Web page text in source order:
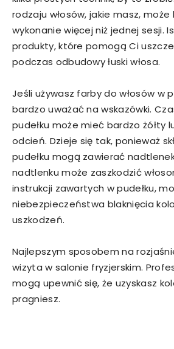
rodzaju włosów, jakie masz,
wykonanie więcej niż jednej sesji.
produkty, które pomogą Ci
podczas odbudowy łuski włosa.
Jeśli używasz farby do włosów w
bardzo uważać na wskazówki.
pudełku może mieć bardzo żółty
odcień. Dzieje się tak, ponieważ
pudełku mogą zawierać
nadtlenku może zaszkodzić
instrukcji zawartych w pudełku,
niebezpieczeństwa blaknięcia
uszkodzeń.
Najlepszym sposobem na
wizyta w salonie fryzjerskim.
mogą upewnić się, że uzyskasz
pragniesz.